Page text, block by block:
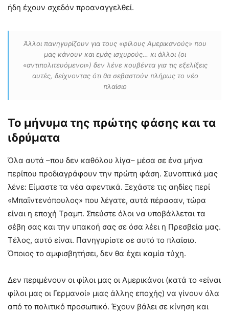
ήδη έχουν σχεδόν προαναγγελθεί.
Άλλοι πανηγυρίζουν για τους «φίλους Αμερικανούς» που
μας κάνουν και εμάς ισχυρούς… κι άλλοι (οι
«αντιπολιτευόμενοι») δεν λένε κουβέντα για τις εξελίξεις
αυτές, δείχνοντας ότι θα σεβαστούν πλήρως το νέο
πλαίσιο
Το μήνυμα της πρώτης φάσης και τα
ιδρύματα
Όλα αυτά –που δεν καθόλου λίγα– μέσα σε ένα μήνα
περίπου προδιαγράφουν την πρώτη φάση. Συνοπτικά μας
λένε: Είμαστε τα νέα αφεντικά. Ξεχάστε τις αηδίες περί
«Μπαϊντενόπουλος» που λέγατε, αυτά πέρασαν, τώρα
είναι η εποχή Τραμπ. Σπεύστε όλοι να υποβάλλεται τα
σέβη σας και την υπακοή σας σε όσα λέει η Πρεσβεία μας.
Τέλος, αυτό είναι. Πανηγυρίστε σε αυτό το πλαίσιο.
Όποιος το αμφισβητήσει, δεν θα έχει καμία τύχη.
Δεν περιμένουν οι φίλοι μας οι Αμερικάνοι (κατά το «είναι
φίλοι μας οι Γερμανοί» μιας άλλης εποχής) να γίνουν όλα
από το πολιτικό προσωπικό. Έχουν βάλει σε κίνηση και